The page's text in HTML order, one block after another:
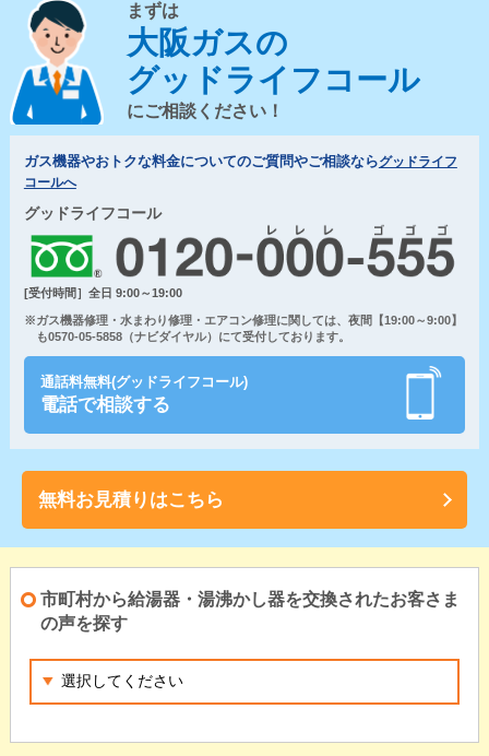
まずは
大阪ガスの
グッドライフコール
にご相談ください！
ガス機器やおトクな料金についてのご質問やご相談ならグッドライフ
コールへ
グッドライフコール
[受付時間］全日 9:00～19:00
※ガス機器修理・水まわり修理・エアコン修理に関しては、夜間【19:00～9:00】
も0570-05-5858（ナビダイヤル）にて受付しております。
通話料無料(グッドライフコール)
電話で相談する
無料お見積りはこちら
市町村から給湯器・湯沸かし器を交換されたお客さま
の声を探す